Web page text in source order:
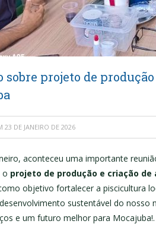
sobre projeto de
23 DE JANEIRO DE 2026
aconteceu uma importante
o projeto de produção e criação de
objetivo fortalecer a piscicultura
sustentável do nosso
e um futuro melhor para Mocajuba!.